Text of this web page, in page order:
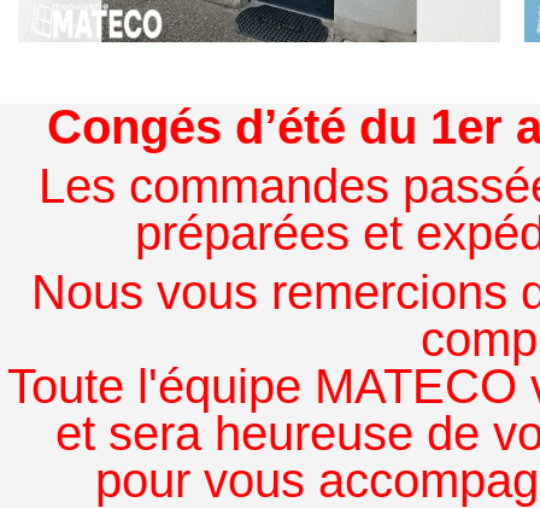
Congés d’été du 1er
Les commandes
préparées et
Nous vous remercions
Toute l'équipe
et sera heureuse de
pour vous